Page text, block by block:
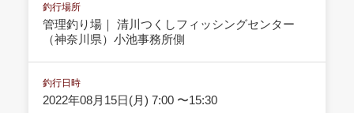
釣行場所
管理釣り場｜ 清川つくしフィッシングセンター
（神奈川県）小池事務所側
釣行日時
2022年08月15日(月) 7:00 〜15:30